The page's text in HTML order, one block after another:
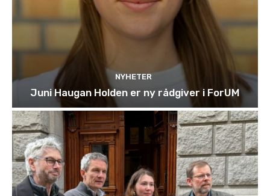
NYHETER
Juni Haugan Holden er ny rådgiver i ForUM